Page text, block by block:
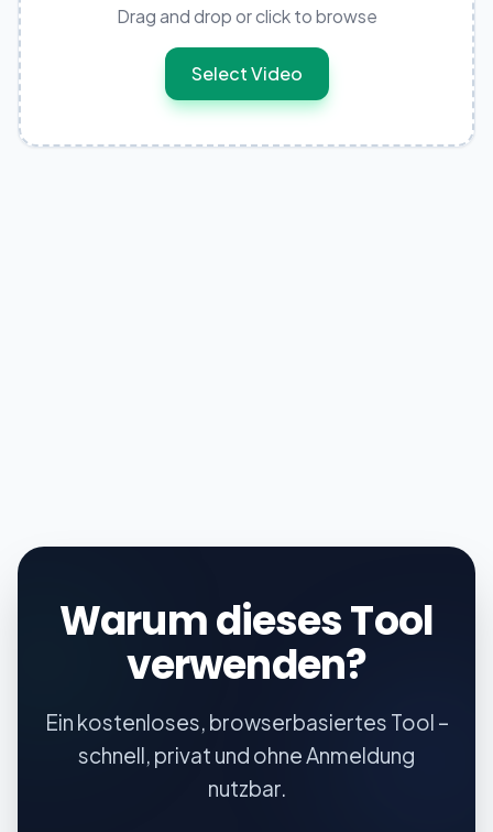
Drag and drop or click to browse
Select Video
Warum dieses Tool
verwenden?
Ein kostenloses, browserbasiertes Tool –
schnell, privat und ohne Anmeldung
nutzbar.